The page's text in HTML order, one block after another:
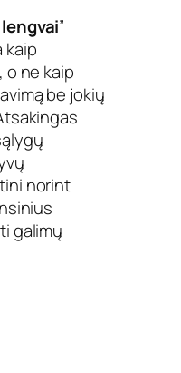
”
kaip
ne kaip
be jokių
norint
galimų